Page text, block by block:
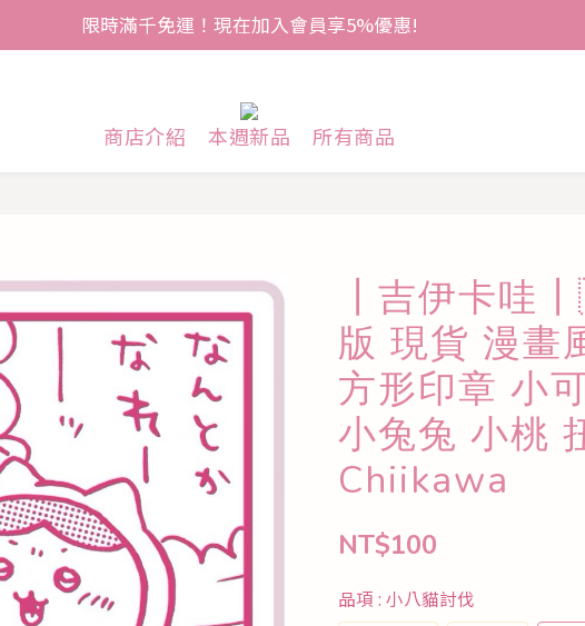
限時滿千免運！現在加入會員享5%優惠!
商店介紹 本週新品 所有商品
┃吉伊卡哇
版 現貨 漫畫
方形印章 小
小兔兔 小桃
Chiikawa
NT$100
品項 : 小八貓討伐